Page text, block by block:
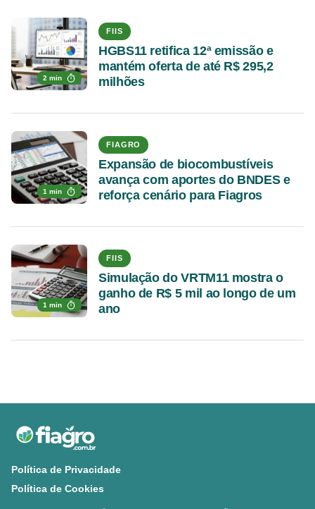
2 min
FIIS
HGBS11 retifica 12ª emissão e
mantém oferta de até R$ 295,2
milhões
1 min
FIAGRO
Expansão de biocombustíveis
avança com aportes do BNDES e
reforça cenário para Fiagros
1 min
FIIS
Simulação do VRTM11 mostra o
ganho de R$ 5 mil ao longo de um
ano
Política de Privacidade
Política de Cookies